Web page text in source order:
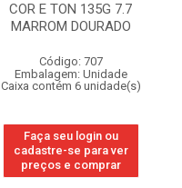
COR E TON 135G 7.7
MARROM DOURADO
Código: 707
Embalagem: Unidade
Caixa contém 6 unidade(s)
Faça seu login ou
cadastre-se para ver
preços e comprar